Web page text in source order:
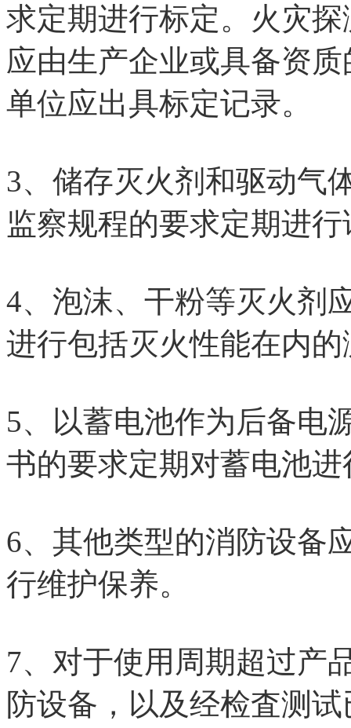
求定期进行标定。 火灾
应由生产企业或具备资
单位应出具标定记录。
3、储存灭火剂和驱动气
监察规程的要求定期进
4、泡沫、干粉等灭火剂
进行包括灭火性能在内的
5、以蓄电池作为后备电
书的要求定期对蓄电池
6、其他类型的消防设备
行维护保养。
7、对于使用周期超过产
防设备，以及经检査测